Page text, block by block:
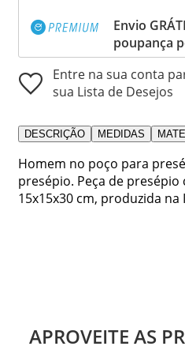
Envio
poupança
Entre na sua conta
sua Lista de Desejos
DESCRIÇÃO MEDIDAS
Homem no poço para
presépio. Peça de
15x15x30 cm, produzida na
APROVEITE AS